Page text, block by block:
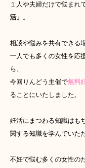
１人や夫婦だけで悩まれ
活」 。
相談や悩みを共有できる
一人でも多くの女性を応
ら、
今回りんどう主催で無料
ることにいたしました。
妊活にまつわる知識はも
関する知識を学んでいた
不妊で悩む多くの女性の